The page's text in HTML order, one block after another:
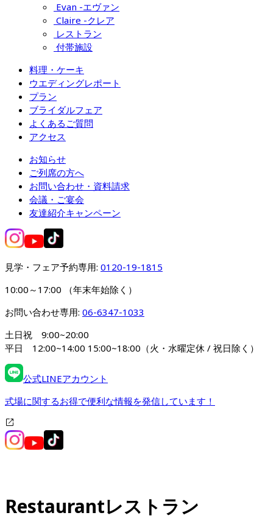
Evan -エヴァン
Claire -クレア
レストラン
付帯施設
料理・ケーキ
ウエディングレポート
プラン
ブライダルフェア
よくあるご質問
アクセス
お知らせ
ご列席の方へ
お問い合わせ・資料請求
会議・ご宴会
友達紹介キャンペーン
見学・フェア予約専用: 0120-19-1815
10:00～17:00 （年末年始除く）
お問い合わせ専用: 06-6347-1033
土日祝　9:00~20:00
平日　12:00~14:00 15:00~18:00（火・水曜定休 / 祝日除く）
公式LINEアカウント
式場に関するお得で便利な情報を発信しています！
Restaurantレストラン